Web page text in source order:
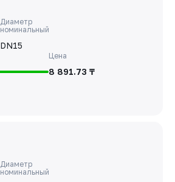
Диаметр
номинальный
DN15
Цена
8 891.73 ₸
Диаметр
номинальный